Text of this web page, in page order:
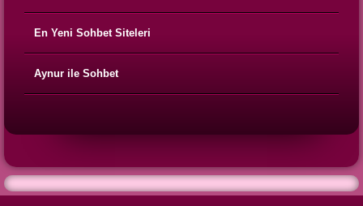
En Yeni Sohbet Siteleri
Aynur ile Sohbet